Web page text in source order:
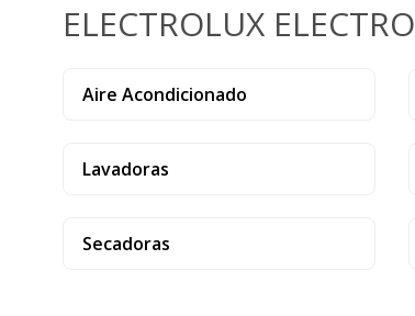
ELECTROLUX
Aire Acondicionado
Lavadoras
Secadoras